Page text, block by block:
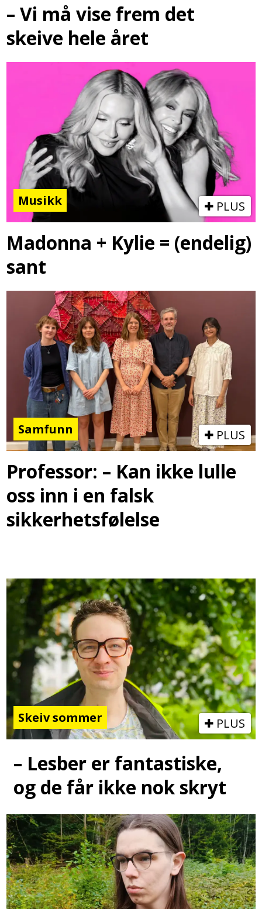
– Vi må vise frem det
skeive hele året
Musikk PLUS
Madonna + Kylie = (endelig)
sant
Samfunn PLUS
Professor: – Kan ikke lulle
oss inn i en falsk
sikkerhetsfølelse
Skeiv sommer PLUS
– Lesber er fantastiske,
og de får ikke nok skryt